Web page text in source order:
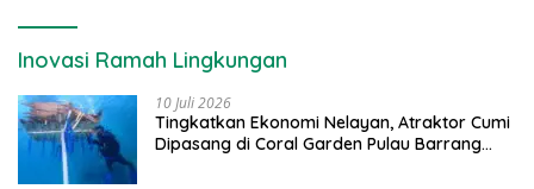
Inovasi Ramah Lingkungan
10 Juli 2026
Tingkatkan Ekonomi Nelayan, Atraktor Cumi
Dipasang di Coral Garden Pulau Barrang